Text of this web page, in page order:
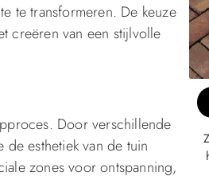
te transformeren. De keuze
creëren van een stijlvolle
Door verschillende
esthetiek van de tuin
zones voor ontspanning,